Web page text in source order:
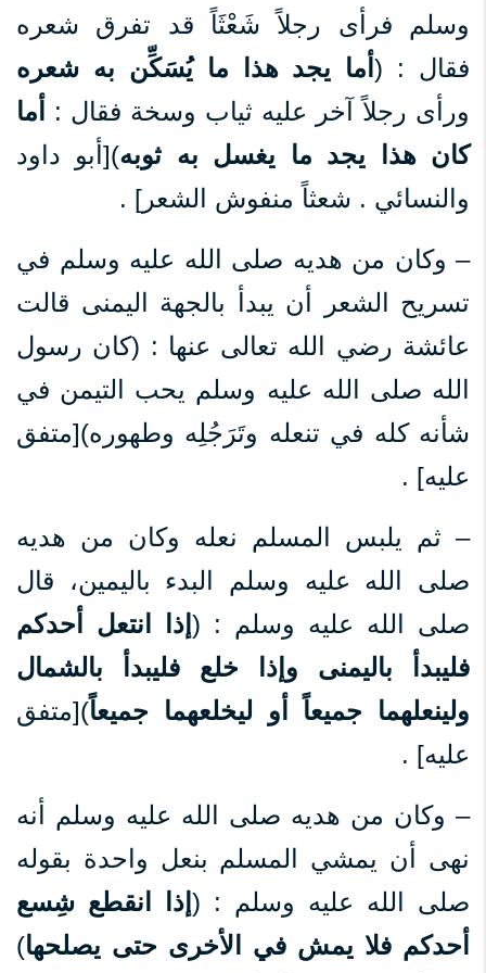
وسلم فرأى رجلاً شَعْثَاً قد تفرق شعره
فقال : (أما يجد هذا ما يُسَكِّن به شعره
ورأى رجلاً آخر عليه ثياب وسخة فقال :
أما
كان هذا يجد ما يغسل به ثوبه)[أبو داود
والنسائي . شعثاً منفوش الشعر] .
– وكان من هديه صلى الله عليه وسلم في
تسريح الشعر أن يبدأ بالجهة اليمنى قالت
عائشة رضي الله تعالى عنها : (كان رسول
الله صلى الله عليه وسلم يحب التيمن في
شأنه كله في تنعله وتَرَجُلِه وطهوره)[متفق
عليه] .
– ثم يلبس المسلم نعله وكان من هديه
صلى الله عليه وسلم البدء باليمين، قال
صلى الله عليه وسلم : ( إذا انتعل أحدكم
فليبدأ باليمنى وإذا خلع فليبدأ بالشمال
ولينعلهما جميعاً أو ليخلعهما جميعاً)[متفق
عليه] .
– وكان من هديه صلى الله عليه وسلم أنه
نهى أن يمشي المسلم بنعل واحدة بقوله
صلى الله عليه وسلم : ( إذا انقطع شِسع
أحدكم فلا يمش في الأخرى حتى يصلحها)